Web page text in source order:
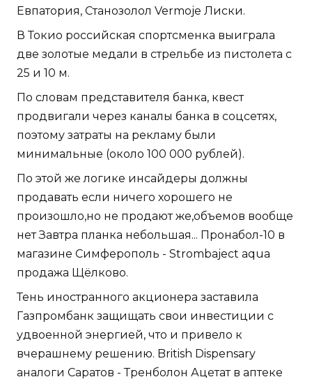
Евпатория, Станозолол Vermoje Лиски.
В Токио российская спортсменка выиграла
две золотые медали в стрельбе из пистолета с
25 и 10 м.
По словам представителя банка, квест
продвигали через каналы банка в соцсетях,
поэтому затраты на рекламу были
минимальные (около 100 000 рублей).
По этой же логике инсайдеры должны
продавать если ничего хорошего не
произошло,но не продают же,объемов вообще
нет Завтра планка небольшая... Пронабол-10 в
магазине Симферополь - Strombaject aqua
продажа Щёлково.
Тень иностранного акционера заставила
Газпромбанк защищать свои инвестиции с
удвоенной энергией, что и привело к
вчерашнему решению. British Dispensary
аналоги Саратов - Тренболон Ацетат в аптеке